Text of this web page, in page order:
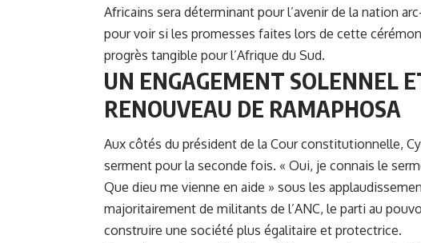
Africains sera déterminant pour l’avenir de la nation
pour voir si les promesses faites lors de cette
progrès tangible pour l’Afrique du Sud.
UN ENGAGEMENT SOLENNEL
RENOUVEAU DE RAMAPHOSA
Aux côtés du président de la Cour constitutionnelle,
serment pour la seconde fois. « Oui, je connais le
Que dieu me vienne en aide » sous les
majoritairement de militants de l’ANC, le parti au
construire une société plus égalitaire et protectrice.